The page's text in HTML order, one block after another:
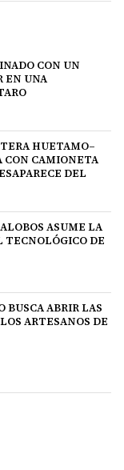
CON UN
EN UNA
HUETAMO–
CAMIONETA
DEL
ASUME LA
TECNOLÓGICO DE
BUSCA ABRIR LAS
ARTESANOS DE